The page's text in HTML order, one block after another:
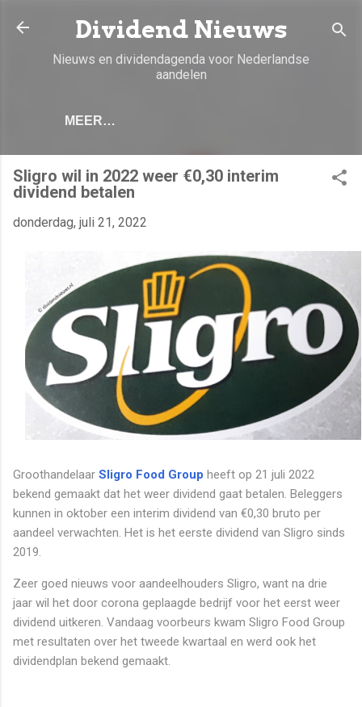
Doorgaan naar hoofdcontent
Dividend Nieuws
Nieuws en dividendagenda voor Nederlandse
aandelen
MEER…
Sligro wil in 2022 weer €0,30 interim
dividend betalen
donderdag, juli 21, 2022
Groothandelaar Sligro Food Group heeft op 21 juli 2022
bekend gemaakt dat het weer dividend gaat betalen. Beleggers
kunnen in oktober een interim dividend van €0,30 bruto per
aandeel verwachten. Het is het eerste dividend van Sligro sinds
2019.
Zeer goed nieuws voor aandeelhouders Sligro, want na drie
jaar wil het door corona geplaagde bedrijf voor het eerst weer
dividend uitkeren. Vandaag voorbeurs kwam Sligro Food Group
met resultaten over het tweede kwartaal en werd ook het
dividendplan bekend gemaakt.